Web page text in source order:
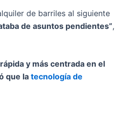
de barriles al siguiente
de asuntos pendientes”,
y más centrada en el
que la tecnología de